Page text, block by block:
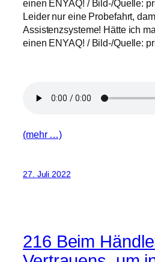
Leider nur eine Probefahrt,
Assistenzsysteme! Hätte ich
einen ENYAQ! / Bild-/Quelle:
(mehr …)
27. Juli 2022
216 Beim